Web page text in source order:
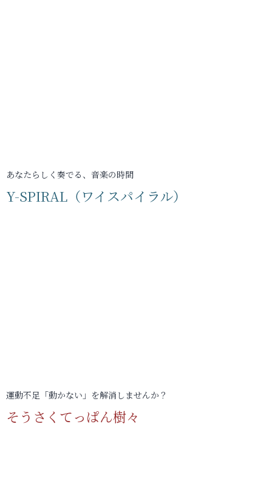
あなたらしく奏でる、音楽の時間
Y-SPIRAL（ワイスパイラル）
運動不足「動かない」を解消しませんか？
そうさくてっぱん樹々